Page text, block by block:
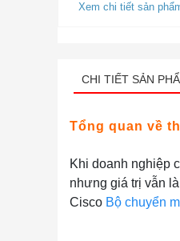
Xem chi tiết sản
CHI TIẾT SẢN
Tổng quan về
Khi doanh nghiệp
nhưng giá trị vẫn
Cisco Bộ chuyển